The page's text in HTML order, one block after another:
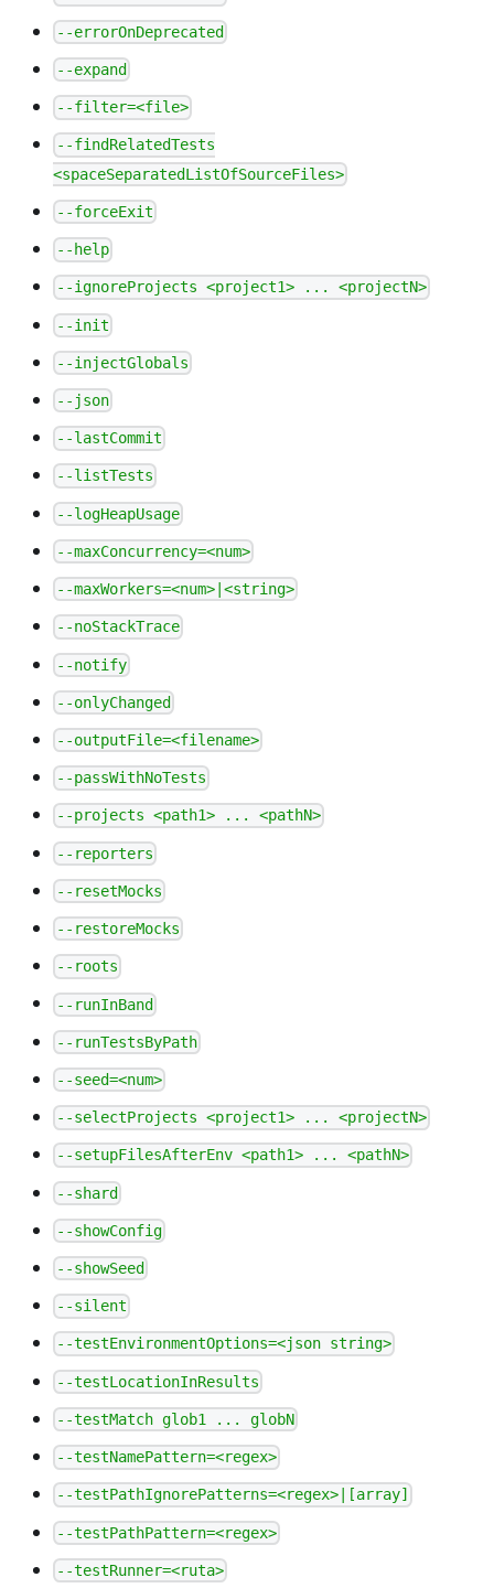
--errorOnDeprecated
--expand
--filter=<file>
--findRelatedTests
<spaceSeparatedListOfSourceFiles>
--forceExit
--help
--ignoreProjects <project1> ... <projectN>
--init
--injectGlobals
--json
--lastCommit
--listTests
--logHeapUsage
--maxConcurrency=<num>
--maxWorkers=<num>|<string>
--noStackTrace
--notify
--onlyChanged
--outputFile=<filename>
--passWithNoTests
--projects <path1> ... <pathN>
--reporters
--resetMocks
--restoreMocks
--roots
--runInBand
--runTestsByPath
--seed=<num>
--selectProjects <project1> ... <projectN>
--setupFilesAfterEnv <path1> ... <pathN>
--shard
--showConfig
--showSeed
--silent
--testEnvironmentOptions=<json string>
--testLocationInResults
--testMatch glob1 ... globN
--testNamePattern=<regex>
--testPathIgnorePatterns=<regex>|[array]
--testPathPattern=<regex>
--testRunner=<ruta>